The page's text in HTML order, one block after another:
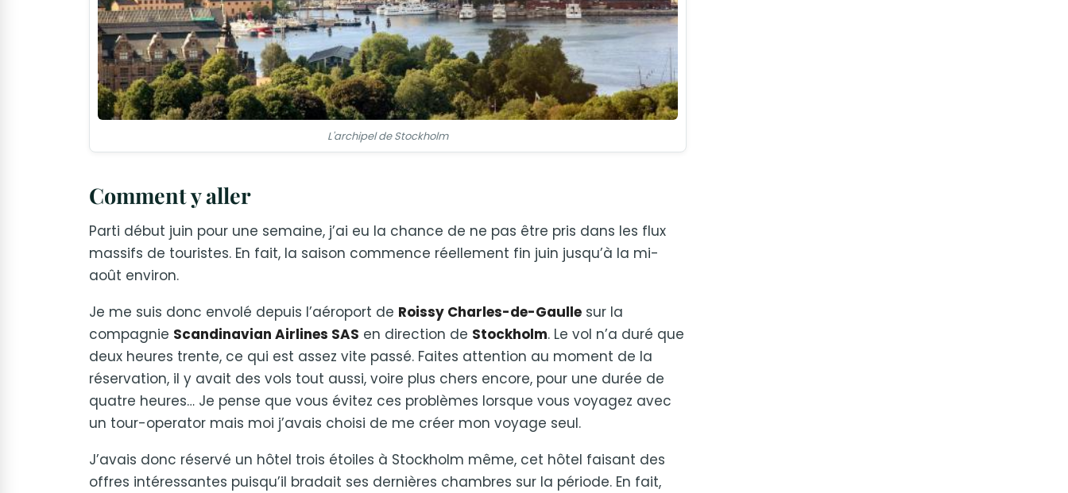
L'archipel de Stockholm
Comment y aller
Parti début juin pour une semaine, j’ai eu la chance de ne pas être pris dans les flux
massifs de touristes. En fait, la saison commence réellement fin juin jusqu’à la mi-
août environ.
Je me suis donc envolé depuis l’aéroport de Roissy Charles-de-Gaulle sur la
compagnie Scandinavian Airlines SAS en direction de Stockholm. Le vol n’a duré que
deux heures trente, ce qui est assez vite passé. Faites attention au moment de la
réservation, il y avait des vols tout aussi, voire plus chers encore, pour une durée de
quatre heures… Je pense que vous évitez ces problèmes lorsque vous voyagez avec
un tour-operator mais moi j’avais choisi de me créer mon voyage seul.
J’avais donc réservé un hôtel trois étoiles à Stockholm même, cet hôtel faisant des
offres intéressantes puisqu’il bradait ses dernières chambres sur la période. En fait,